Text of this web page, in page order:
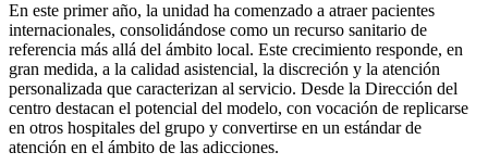
En este primer año, la unidad ha comenzado a atraer pacientes
internacionales, consolidándose como un recurso sanitario de
referencia más allá del ámbito local. Este crecimiento responde, en
gran medida, a la calidad asistencial, la discreción y la atención
personalizada que caracterizan al servicio. Desde la Dirección del
centro destacan el potencial del modelo, con vocación de replicarse
en otros hospitales del grupo y convertirse en un estándar de
atención en el ámbito de las adicciones.